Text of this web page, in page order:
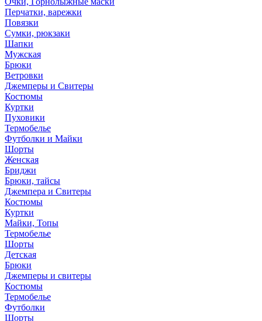
Перчатки, варежки
Повязки
Сумки, рюкзаки
Шапки
Мужская
Брюки
Ветровки
Джемперы и Свитеры
Костюмы
Куртки
Пуховики
Термобелье
Футболки и Майки
Шорты
Женская
Бриджи
Брюки, тайсы
Джемпера и Свитеры
Костюмы
Куртки
Майки, Топы
Термобелье
Шорты
Детская
Брюки
Джемперы и свитеры
Костюмы
Термобелье
Футболки
Шорты